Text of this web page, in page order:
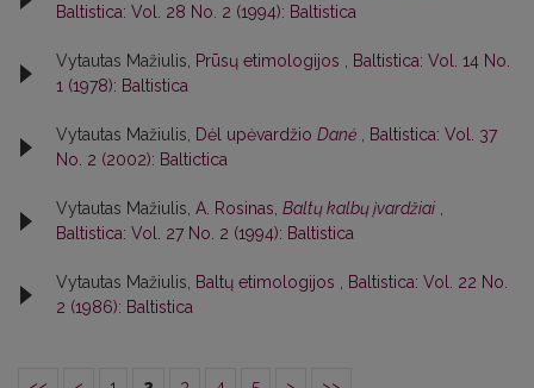
Baltistica: Vol. 28 No. 2 (1994): Baltistica
Vytautas Mažiulis, Prūsų etimologijos
Baltistica: Vol. 14 No.
1 (1978): Baltistica
Vytautas Mažiulis, Dėl upėvardžio Danė
Baltistica: Vol. 37
No. 2 (2002): Baltictica
Vytautas Mažiulis, A. Rosinas, Baltų kalbų įvardžiai
Baltistica: Vol. 27 No. 2 (1994): Baltistica
Vytautas Mažiulis, Baltų etimologijos
Baltistica: Vol. 22 No.
2 (1986): Baltistica